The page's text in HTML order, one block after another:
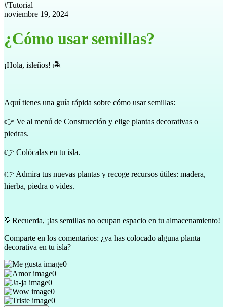
#Tutorial
noviembre 19, 2024
¿Cómo usar semillas?
¡Hola, isleños! 🏝️
Aquí tienes una guía rápida sobre cómo usar semillas:
👉 Ve al menú de Construcción y elige plantas decorativas o
piedras.
👉 Colócalas en tu isla.
👉 Admira tus nuevas plantas y recoge recursos útiles: madera,
hierba, piedra o vides.
💡Recuerda, ¡las semillas no ocupan espacio en tu almacenamiento!
Comparte en los comentarios: ¿ya has colocado alguna planta
decorativa en tu isla?
0
0
0
0
0